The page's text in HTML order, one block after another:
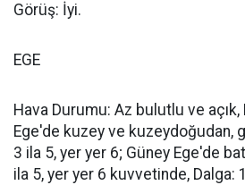
Görüş: İyi.
EGE
Hava Durumu: Az bulutlu ve
Ege'de kuzey ve kuzeydoğudan,
3 ila 5, yer yer 6; Güney Ege'de
ila 5, yer yer 6 kuvvetinde, Dalga: